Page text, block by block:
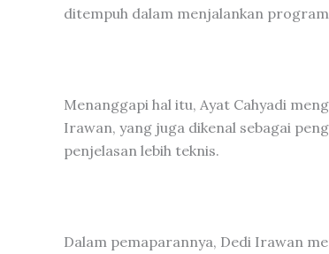
ditempuh dalam menjalankan
Menanggapi hal itu, Ayat Cahyadi
Irawan, yang juga dikenal sebagai
penjelasan lebih teknis.
Dalam pemaparannya, Dedi Irawan